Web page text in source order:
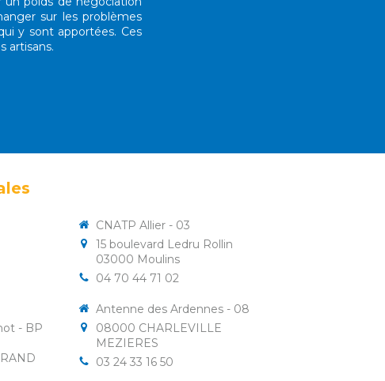
sur les problèmes
y sont apportées. Ces
artisans.
CNATP Allier - 03
15 boulevard Ledru Rollin
03000 Moulins
04 70 44 71 02
- BP
Antenne des Ardennes - 08
08000 CHARLEVILLE
MEZIERES
03 24 33 16 50